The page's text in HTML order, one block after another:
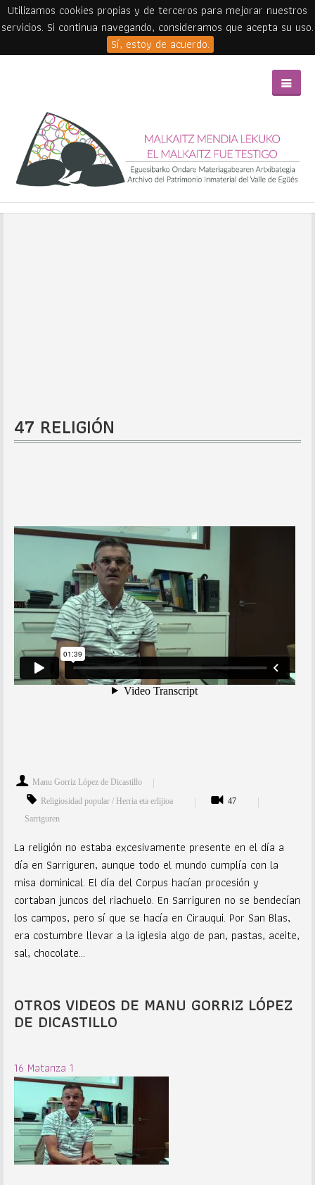
Utilizamos cookies propias y de terceros para mejorar nuestros
servicios. Si continua navegando, consideramos que acepta su uso.
Sí, estoy de acuerdo.
47 RELIGIÓN
Manu Gorriz López de Dicastillo
Religiosidad popular / Herria eta erlijioa
47
Sarriguren
La religión no estaba excesivamente presente en el día a
día en Sarriguren, aunque todo el mundo cumplía con la
misa dominical. El día del Corpus hacían procesión y
cortaban juncos del riachuelo. En Sarriguren no se bendecían
los campos, pero sí que se hacía en Cirauqui. Por San Blas,
era costumbre llevar a la iglesia algo de pan, pastas, aceite,
sal, chocolate...
OTROS VIDEOS DE MANU GORRIZ LÓPEZ
DE DICASTILLO
16 Matanza 1